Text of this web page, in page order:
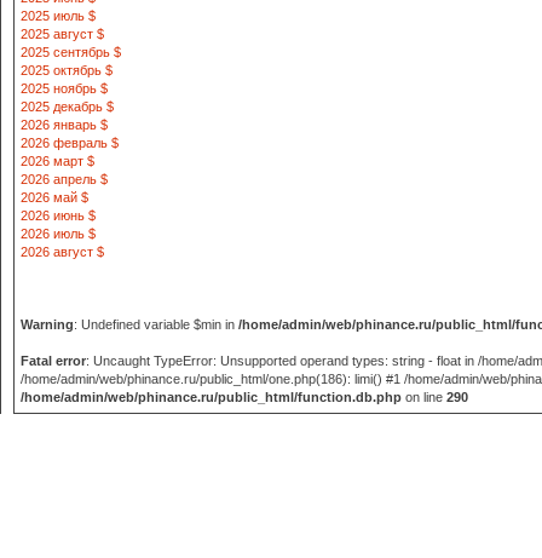
2025 июль $
2025 август $
2025 сентябрь $
2025 октябрь $
2025 ноябрь $
2025 декабрь $
2026 январь $
2026 февраль $
2026 март $
2026 апрель $
2026 май $
2026 июнь $
2026 июль $
2026 август $
Warning: Undefined variable $min in /home/admin/web/phinance.ru/public_html/
Fatal error: Uncaught TypeError: Unsupported operand types: string - float in /home/
/home/admin/web/phinance.ru/public_html/one.php(186): limi() #1 /home/admin/web/
/home/admin/web/phinance.ru/public_html/function.db.php on line 290